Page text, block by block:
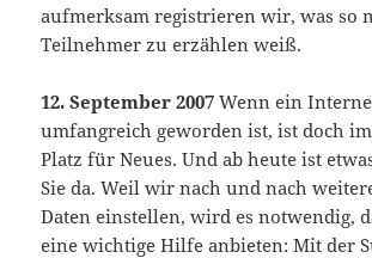
aufmerksam registrieren wir, was so
Teilnehmer zu erzählen weiß.
12. September 2007 Wenn ein
umfangreich geworden ist, ist doch
Platz für Neues. Und ab heute ist
Sie da. Weil wir nach und nach
Daten einstellen, wird es notwendig,
eine wichtige Hilfe anbieten: Mit der